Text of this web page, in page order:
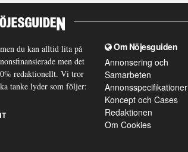
du kan alltid lita på
men det
redaktionellt. Vi tror
tanke lyder som följer:
Om Nöjesguiden
Annonsering och
Samarbeten
Annonsspecifikationer
Koncept och Cases
Redaktionen
Om Cookies